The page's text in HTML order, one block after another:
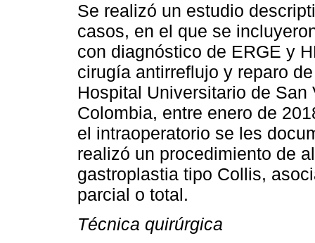
Se realizó un estudio
casos, en el que se
con diagnóstico de ERGE y
cirugía antirreflujo y reparo
Hospital Universitario de
Colombia, entre enero de
el intraoperatorio se les
realizó un procedimiento de
gastroplastia tipo Collis,
parcial o total.
Técnica quirúrgica